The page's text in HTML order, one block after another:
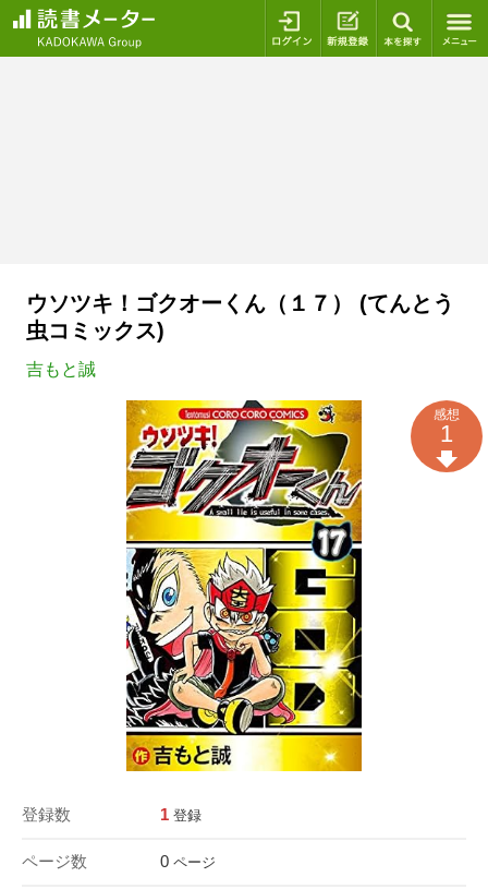
ログイン 新規登録
ウソツキ！ゴクオーくん（１７） (てんとう
虫コミックス)
吉もと誠
登録数 1 登録
ページ数 0 ページ
感想
1